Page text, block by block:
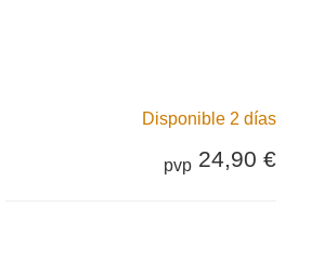
Disponible 2 días
pvp 24,90 €